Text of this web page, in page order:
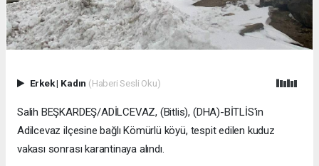
Erkek| Kadın (Haberi Sesli Oku)
Salih BEŞKARDEŞ/ADİLCEVAZ, (Bitlis), (DHA)-BİTLİS'in
Adilcevaz ilçesine bağlı Kömürlü köyü, tespit edilen kuduz
vakası sonrası karantinaya alındı.